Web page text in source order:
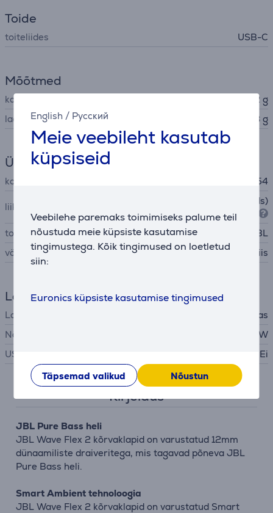
English / Русский
Meie veebileht kasutab
küpsiseid
Veebilehe paremaks toimimiseks palume teil
nõustuda meie küpsiste kasutamise
tingimustega. Kõik tingimused on loetletud
siin:
Euronics küpsiste kasutamise tingimused
Täpsemad valikud Nõustun
Toide
toiteliides USB-C
Mõõtmed
kaal
4,12 g
laadimiskarbi kaal
35,68 g
Üldine parameeter
kaitseaste IP54
liik
nööpkõrvaklapid (earbuds)
tootja
JBL
värv
türkiis
Laadija
Laadija
ei ole kaasas
Nõutav laadija võimsus
2,5 - 5 W
USB PD
Ei
Kirjeldus
JBL Pure Bass heli
JBL Wave Flex 2 kõrvaklapid on varustatud 12mm
dünaamiliste draiveritega, mis tagavad põneva JBL
Pure Bass heli.
Smart Ambient tehnoloogia
JBL Wave Flex 2 kõrvaklapid on varustatud Smart